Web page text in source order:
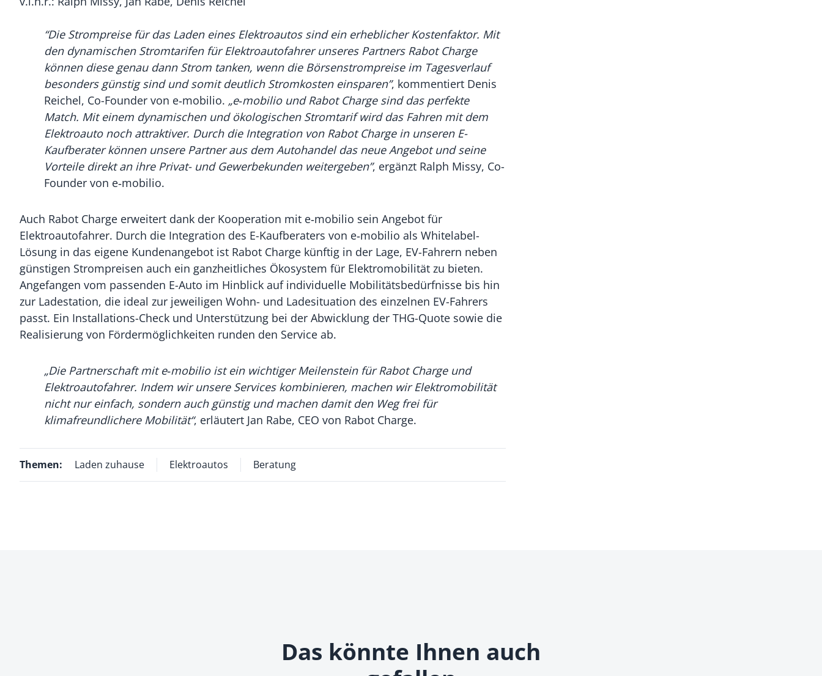
“Die Strompreise für das Laden eines Elektroautos sind ein erheblicher Kostenfaktor. Mit
den dynamischen Stromtarifen für Elektroautofahrer unseres Partners Rabot Charge
können diese genau dann Strom tanken, wenn die Börsenstrompreise im Tagesverlauf
besonders günstig sind und somit deutlich Stromkosten einsparen”, kommentiert Denis
Reichel, Co-Founder von e‑mobilio. „e‑mobilio und Rabot Charge sind das perfekte
Match. Mit einem dynamischen und ökologischen Stromtarif wird das Fahren mit dem
Elektroauto noch attraktiver. Durch die Integration von Rabot Charge in unseren E-
Kaufberater können unsere Partner aus dem Autohandel das neue Angebot und seine
Vorteile direkt an ihre Privat- und Gewerbekunden weitergeben”, ergänzt Ralph Missy, Co-
Founder von e‑mobilio.
Auch Rabot Charge erweitert dank der Kooperation mit e‑mobilio sein Angebot für
Elektroautofahrer. Durch die Integration des E-Kaufberaters von e‑mobilio als White­label-
Lösung in das eigene Kundenangebot ist Rabot Charge künftig in der Lage, EV-Fahrern neben
günstigen Strompreisen auch ein ganzheitliches Ökosystem für Elektromobilität zu bieten.
Angefangen vom passenden E-Auto im Hinblick auf individuelle Mobilitätsbedürfnisse bis hin
zur Ladestation, die ideal zur jeweiligen Wohn- und Ladesituation des einzelnen EV-Fahrers
passt. Ein Installations-Check und Unterstützung bei der Abwicklung der THG-Quote sowie die
Realisierung von Fördermöglichkeiten runden den Service ab.
„Die Partnerschaft mit e‑mobilio ist ein wichtiger Meilenstein für Rabot Charge und
Elektroautofahrer. Indem wir unsere Services kombinieren, machen wir Elektromobilität
nicht nur einfach, sondern auch günstig und machen damit den Weg frei für
klimafreundlichere Mobilität“, erläutert Jan Rabe, CEO von Rabot Charge.
Themen: Laden zuhause Elektroautos Beratung
Das könnte Ihnen auch